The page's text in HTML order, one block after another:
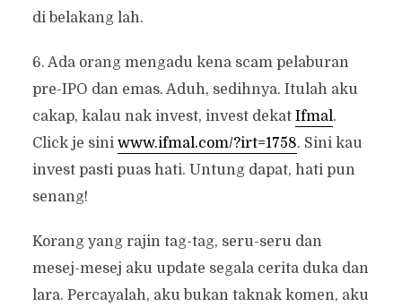
di belakang lah.
6. Ada orang mengadu kena scam pelaburan
pre-IPO dan emas. Aduh, sedihnya. Itulah aku
cakap, kalau nak invest, invest dekat Ifmal.
Click je sini www.ifmal.com/?irt=1758. Sini kau
invest pasti puas hati. Untung dapat, hati pun
senang!
Korang yang rajin tag-tag, seru-seru dan
mesej-mesej aku update segala cerita duka dan
lara. Percayalah, aku bukan taknak komen, aku